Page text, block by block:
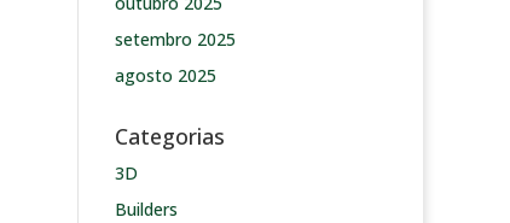
setembro 2025
agosto 2025
Categorias
3D
Builders